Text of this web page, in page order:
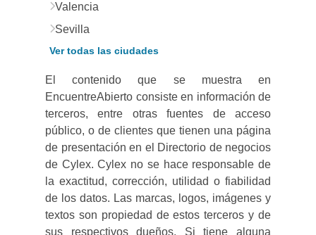
Valencia
Sevilla
Ver todas las ciudades
El contenido que se muestra en
EncuentreAbierto consiste en información de
terceros, entre otras fuentes de acceso
público, o de clientes que tienen una página
de presentación en el Directorio de negocios
de Cylex. Cylex no se hace responsable de
la exactitud, corrección, utilidad o fiabilidad
de los datos. Las marcas, logos, imágenes y
textos son propiedad de estos terceros y de
sus respectivos dueños. Si tiene alguna